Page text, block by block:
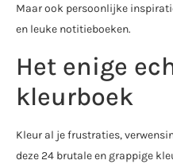
Maar ook persoonlijke
en leuke notitieboeken.
Het enige
kleurboek
Kleur al je frustraties,
deze 24 brutale en grappige